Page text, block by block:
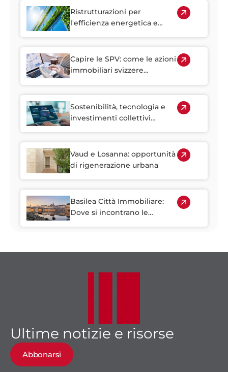
Ristrutturazioni per
l'efficienza energetica e
patrimonio abitativo più
vecchio della Svizzera
Capire le SPV: come le azioni
immobiliari svizzere
Sostenibilità, tecnologia e
investimenti collettivi
Vaud e Losanna: opportunità
di rigenerazione urbana
Basilea Città Immobiliare:
Dove si incontrano le
Ultime notizie e risorse
Abbonarsi